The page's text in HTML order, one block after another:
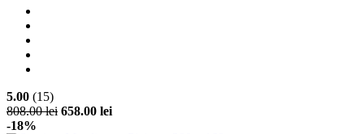
5.00 (15)
808.00 lei 658.00 lei
-18%